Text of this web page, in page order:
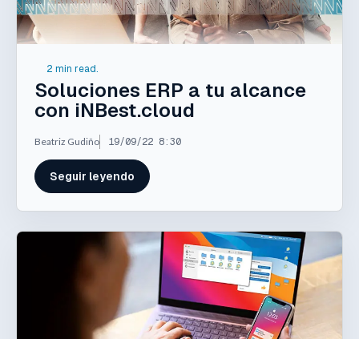
2 min read.
Soluciones ERP a tu alcance
con iNBest.cloud
Beatriz Gudiño 19/09/22 8:30
Seguir leyendo